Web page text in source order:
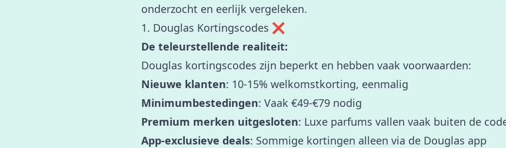
onderzocht en eerlijk vergeleken.
1. Douglas Kortingscodes ❌
De teleurstellende realiteit:
Douglas kortingscodes zijn beperkt en hebben vaak voorwaarden:
Nieuwe klanten: 10-15% welkomstkorting, eenmalig
Minimumbestedingen: Vaak €49-€79 nodig
Premium merken uitgesloten: Luxe parfums vallen vaak buiten de
App-exclusieve deals: Sommige kortingen alleen via de Douglas app